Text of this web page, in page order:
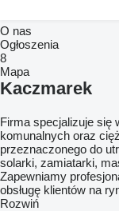
O nas
Ogłoszenia
8
Mapa
Kaczmarek
Firma specjalizuje się
komunalnych oraz
przeznaczonego do
solarki, zamiatarki,
Zapewniamy
obsługę klientów na
Rozwiń